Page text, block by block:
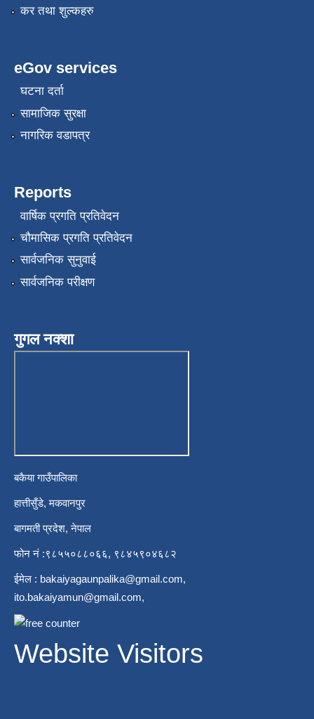
कर तथा शुल्कहरु
eGov services
घटना दर्ता
सामाजिक सुरक्षा
नागरिक वडापत्र
Reports
वार्षिक प्रगति प्रतिवेदन
चौमासिक प्रगति प्रतिवेदन
सार्वजनिक सुनुवाई
सार्वजनिक परीक्षण
गुगल नक्शा
बकैया गाउँपालिका
हात्तीसुँडे, मकवानपुर
बागमती प्रदेश, नेपाल
फोन नं :९८५५०८८०६६, ९८४५९०४६८२
ईमेल : bakaiyagaunpalika@gmail.com,
ito.bakaiyamun@gmail.com,
Website Visitors